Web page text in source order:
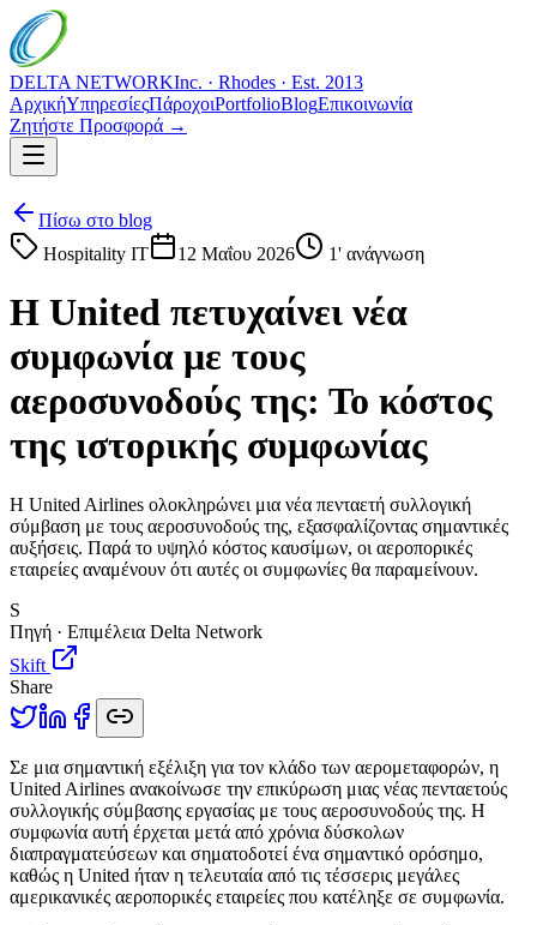
DELTA NETWORKInc. · Rhodes · Est. 2013
ΑρχικήΥπηρεσίεςΠάροχοιPortfolioBlogΕπικοινωνία
Ζητήστε Προσφορά →
Πίσω στο blog
Hospitality IT
12 Μαΐου 2026 1' ανάγνωση
Η United πετυχαίνει νέα
συμφωνία με τους
αεροσυνοδούς της: Το κόστος
της ιστορικής συμφωνίας
Η United Airlines ολοκληρώνει μια νέα πενταετή συλλογική
σύμβαση με τους αεροσυνοδούς της, εξασφαλίζοντας σημαντικές
αυξήσεις. Παρά το υψηλό κόστος καυσίμων, οι αεροπορικές
εταιρείες αναμένουν ότι αυτές οι συμφωνίες θα παραμείνουν.
S
Πηγή · Επιμέλεια Delta Network
Skift
Share
Σε μια σημαντική εξέλιξη για τον κλάδο των αερομεταφορών, η
United Airlines ανακοίνωσε την επικύρωση μιας νέας πενταετούς
συλλογικής σύμβασης εργασίας με τους αεροσυνοδούς της. Η
συμφωνία αυτή έρχεται μετά από χρόνια δύσκολων
διαπραγματεύσεων και σηματοδοτεί ένα σημαντικό ορόσημο,
καθώς η United ήταν η τελευταία από τις τέσσερις μεγάλες
αμερικανικές αεροπορικές εταιρείες που κατέληξε σε συμφωνία.